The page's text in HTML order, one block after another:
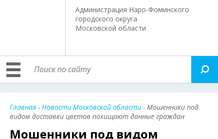
Администрация Наро-Фоминского
городского округа
Московской области
Главная - Новости Московской области - Мошенники под
видом доставки цветов похищают данные граждан
Мошенники под видом